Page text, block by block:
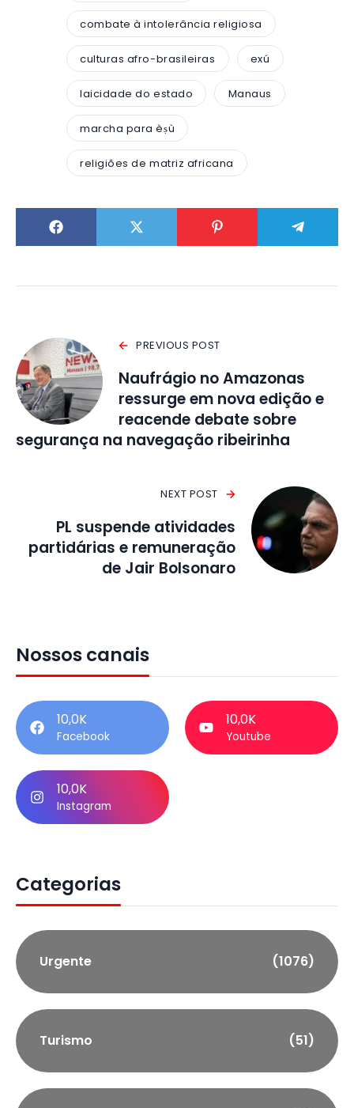
combate à intolerância religiosa
culturas afro-brasileiras exú
laicidade do estado Manaus
marcha para èṣù
religiões de matriz africana
PREVIOUS POST
Naufrágio no Amazonas
ressurge em nova edição e
reacende debate sobre
segurança na navegação ribeirinha
NEXT POST
PL suspende atividades
partidárias e remuneração
de Jair Bolsonaro
Nossos canais
10,0K
Facebook
10,0K
Youtube
10,0K
Instagram
Categorias
Urgente (1076)
Turismo (51)